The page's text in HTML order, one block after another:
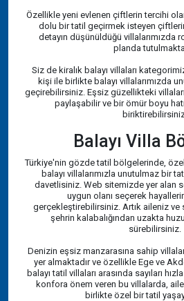
Özellikle yeni evlenen çiftlerin tercihi
dolu bir tatil geçirmek isteyen
detayın düşünüldüğü villalarımızda
planda
Siz de kiralık balayı villaları
kişi ile birlikte balayı villalarımızda
geçirebilirsiniz. Eşsiz güzellikteki
paylaşabilir ve bir ömür boyu
Balayı Villa
Türkiye'nin gözde tatil bölgelerinde,
balayı villalarımızla unutulmaz bir
davetlisiniz. Web sitemizde yer alan
uygun olanı seçerek
gerçekleştirebilirsiniz. Artık aileniz ve
şehrin kalabalığından uzakta
sürebilirsiniz.
Denizin eşsiz manzarasına sahip
yer almaktadır ve özellikle Ege ve
balayı tatil villaları arasında sayıları
konfora önem veren bu villalarda,
birlikte özel bir tatil